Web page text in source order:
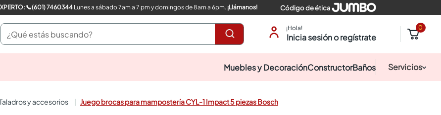
COMPRA CON UN EXPERTO: 📞(601) 7460344Lunes a sábado 7am a 7 pm y domingos de 8am a 6pm. ¡Llámanos! Código de ética
¿Qué estás buscando? ¡Hola!
Inicia sesión o regístrate
0
Muebles y DecoraciónConstructorBaños Servicios
taladros y accesorios Juego brocas para mampostería CYL-1 Impact 5 piezas Bosch
closet
sanitarios